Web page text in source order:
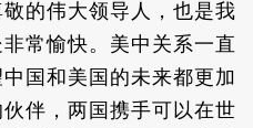
的伟大领导人，也是我
常愉快。美中关系一直
国和美国的未来都更加
伴，两国携手可以在世